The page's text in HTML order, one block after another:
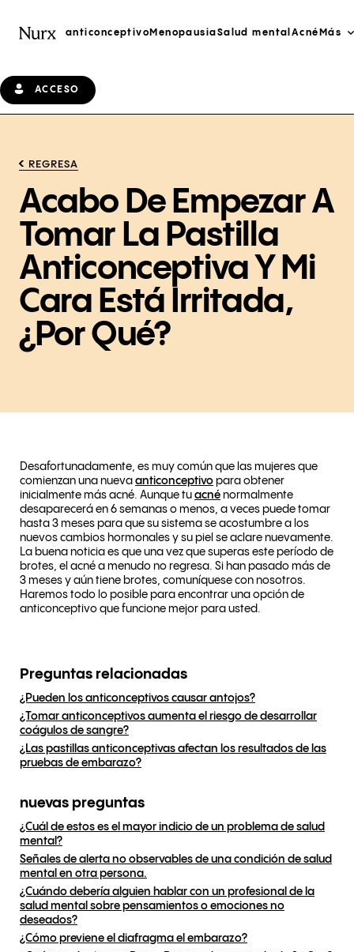
anticonceptivo MenopausiaSalud mental Acné Más
ACCESO
REGRESA
Acabo De Empezar A
Tomar La Pastilla
Anticonceptiva Y Mi
Cara Está Irritada,
¿por Qué?
Desafortunadamente, es muy común que las mujeres que
comienzan una nueva anticonceptivo para obtener
inicialmente más acné. Aunque tu acné normalmente
desaparecerá en 6 semanas o menos, a veces puede tomar
hasta 3 meses para que su sistema se acostumbre a los
nuevos cambios hormonales y su piel se aclare nuevamente.
La buena noticia es que una vez que superas este período de
brotes, el acné a menudo no regresa. Si han pasado más de
3 meses y aún tiene brotes, comuníquese con nosotros.
Haremos todo lo posible para encontrar una opción de
anticonceptivo que funcione mejor para usted.
Preguntas relacionadas
¿Pueden los anticonceptivos causar antojos?
¿Tomar anticonceptivos aumenta el riesgo de desarrollar
coágulos de sangre?
¿Las pastillas anticonceptivas afectan los resultados de las
pruebas de embarazo?
nuevas preguntas
¿Cuál de estos es el mayor indicio de un problema de salud
mental?
Señales de alerta no observables de una condición de salud
mental en otra persona.
¿Cuándo debería alguien hablar con un profesional de la
salud mental sobre pensamientos o emociones no
deseados?
¿Cómo previene el diafragma el embarazo?